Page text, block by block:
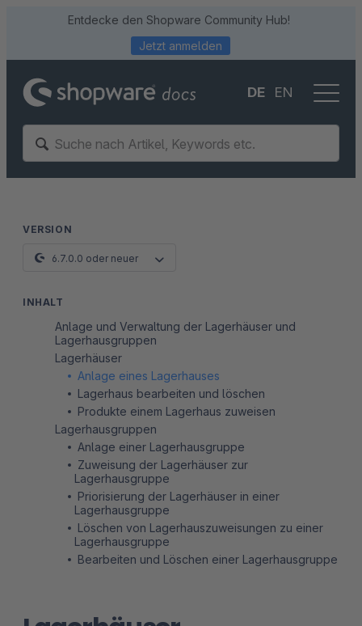
Entdecke den Shopware Community Hub!
Jetzt anmelden
DE EN
VERSION
6.7.0.0 oder neuer
INHALT
Anlage und Verwaltung der Lagerhäuser und
Lagerhausgruppen
Lagerhäuser
Anlage eines Lagerhauses
Lagerhaus bearbeiten und löschen
Produkte einem Lagerhaus zuweisen
Lagerhausgruppen
Anlage einer Lagerhausgruppe
Zuweisung der Lagerhäuser zur
Lagerhausgruppe
Priorisierung der Lagerhäuser in einer
Lagerhausgruppe
Löschen von Lagerhauszuweisungen zu einer
Lagerhausgruppe
Bearbeiten und Löschen einer Lagerhausgruppe